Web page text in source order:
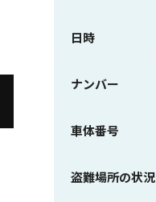
日時
ナンバー
車体番号
盗難場所の状況